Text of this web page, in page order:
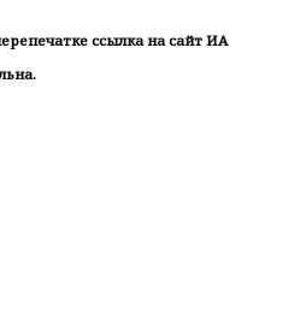
ссылка на сайт ИА